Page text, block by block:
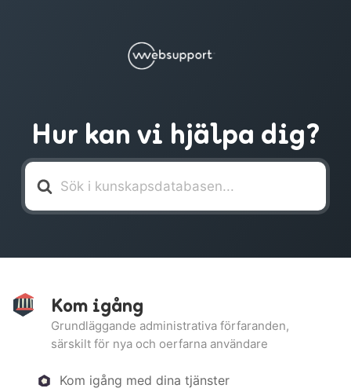
Hur kan vi hjälpa dig?
Söker
efter
Kom igång
Grundläggande administrativa förfaranden,
särskilt för nya och oerfarna användare
Kom igång med dina tjänster